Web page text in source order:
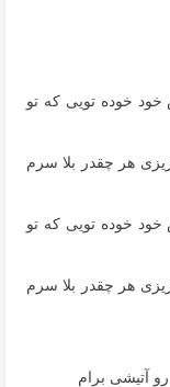
خوده تویی که تو
هر چقدر بلا سرم
خوده تویی که تو
هر چقدر بلا سرم
آتیشی برام